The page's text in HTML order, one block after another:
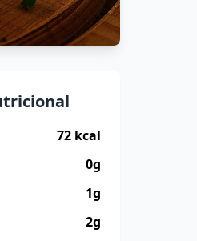
72 kcal
0g
1g
2g